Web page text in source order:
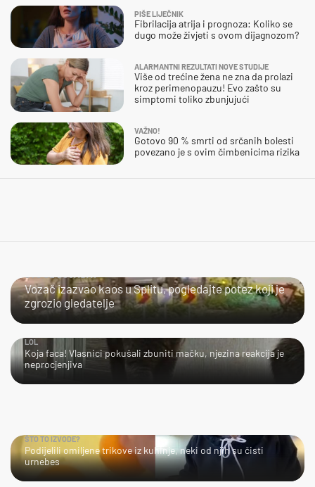
PIŠE LIJEČNIK
Fibrilacija atrija i prognoza: Koliko se
dugo može živjeti s ovom dijagnozom?
ALARMANTNI REZULTATI NOVE STUDIJE
Više od trećine žena ne zna da prolazi
kroz perimenopauzu! Evo zašto su
simptomi toliko zbunjujući
VAŽNO!
Gotovo 90 % smrti od srčanih bolesti
povezano je s ovim čimbenicima rizika
Vozač izazvao kaos u Splitu, pogledajte potez koji je
zgrozio gledatelje
LOL
Koja faca! Vlasnici pokušali zbuniti mačku, njezina reakcija je
neprocjenjiva
ŠTO TO IZVODE?
Podijelili omiljene trikove iz kuhinje, neki od njih su čisti
urnebes